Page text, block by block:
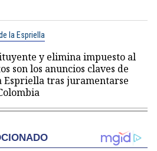
la Espriella
y elimina impuesto al
son los anuncios claves de
Espriella tras juramentarse